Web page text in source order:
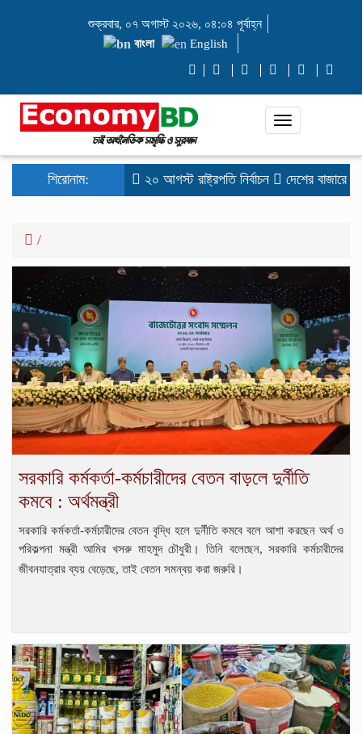
শুক্রবার, ০৭ অগাস্ট ২০২৬, ০৪:০৪ পূর্বাহ্ন
বাংলা English
Toggle
শিরোনাম: ২০ আগস্ট রাষ্ট্রপতি নির্বাচন দেশের বাজারে
/
সরকারি কর্মকর্তা-কর্মচারীদের বেতন বাড়লে দুর্নীতি
কমবে : অর্থমন্ত্রী
সরকারি কর্মকর্তা-কর্মচারীদের বেতন বৃদ্ধি হলে দুর্নীতি কমবে বলে আশা করছেন অর্থ ও
পরিকল্পনা মন্ত্রী আমির খসরু মাহমুদ চৌধুরী। তিনি বলেছেন, সরকারি কর্মচারীদের
জীবনযাত্রার ব্যয় বেড়েছে, তাই বেতন সমন্বয় করা জরুরি।